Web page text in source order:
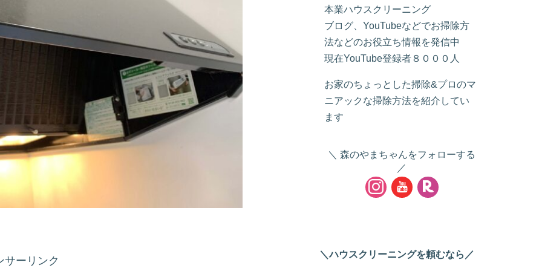
サーリンク
本業ハウスクリーニング
ブログ、YouTubeなどでお掃除方
法などのお役立ち情報を発信中
現在YouTube登録者８０００人
お家のちょっとした掃除&プロのマ
ニアックな掃除方法を紹介してい
ます
森のやまちゃんをフォローする
＼ハウスクリーニングを頼むなら／